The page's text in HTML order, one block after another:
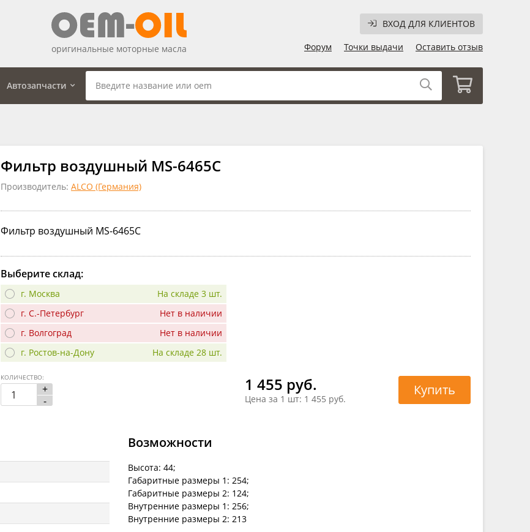
ВХОД ДЛЯ КЛИЕНТОВ
Форум
Точки выдачи Оставить отзыв
оригинальные моторные масла
Автозапчасти
Фильтр воздушный MS-6465C
Производитель: ALCO (Германия)
Фильтр воздушный MS-6465C
Выберите склад:
г. Москва
На складе 3 шт.
г. С.-Петербург
Нет в наличии
г. Волгоград
Нет в наличии
г. Ростов-на-Дону
На складе 28 шт.
1 455 руб.
Цена за 1 шт: 1 455 руб.
+
-
КОЛИЧЕСТВО:
Купить
Возможности
Высота: 44;
Габаритные размеры 1: 254;
Габаритные размеры 2: 124;
Внутренние размеры 1: 256;
Внутренние размеры 2: 213